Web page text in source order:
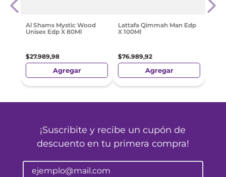
Al Shams Mystic Wood
Unisex Edp X 80Ml
$27.989,98
Agregar
Lattafa Qimmah Man Edp
X 100Ml
$76.989,92
Agregar
¡Suscribite y recibe un cupón de
descuento en tu primera compra!